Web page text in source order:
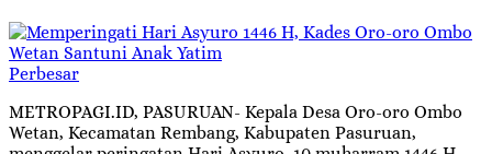
Perbesar
METROPAGI.ID, PASURUAN- Kepala Desa Oro-oro Ombo
Wetan, Kecamatan Rembang, Kabupaten Pasuruan,